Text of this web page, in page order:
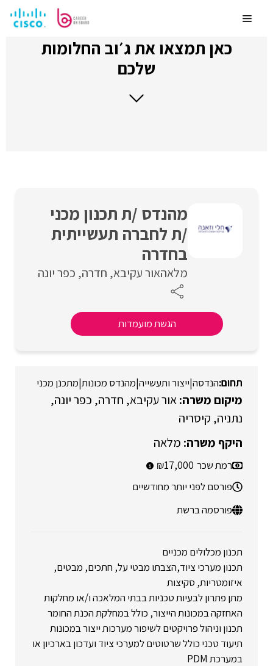
לתוכןMenu
כאן תמצאו את ג׳וב החלומות
שלכם
מהנדס /ת תכנון מכני
/ת לחברה תעשייתית
בחדרה
מלאהאור עקיבא חדרה כפר יונה
הגשת מועמדות
הנדסה|ייצור ותעשייה|מהנדס מכונות|מתכנן מכני
אור עקיבא חדרה כפר יונה
נתניה קיסריה
מלאה
רמת שכר 17,000
פורסם לפני יותר מחודשיים
פורסמה ברשת
תכנון מכלולים מכניים
תכנון מערכי ציוד,הצבתו מבטי על, חתכים, מבטים,
איזומטריות, סקיצות
מתן פתרון לבעיות טכניות בבתי המלאכה ו/או מחלקות
האחזקה במכונות הייצור, כולל במחלקת הכנת החומר
תכנון וניהול פרויקטים לשיפור מערכות ייצור במכונות
תיעוד טכני כולל שרטוטים למערכי ציוד ועדכון בארכיון או
במערכת PDM